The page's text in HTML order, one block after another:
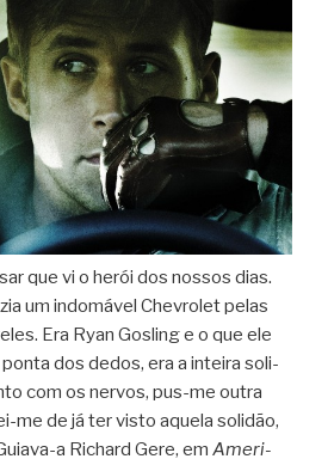
que vi o herói dos nos­sos dias.
um indo­má­vel Che­vro­let pelas
Era Ryan Gos­ling e o que ele
ponta dos dedos, era a inteira soli­
com os ner­vos, pus-me outra
me de já ter visto aquela soli­dão,
a Richard Gere, em Ame­ri­